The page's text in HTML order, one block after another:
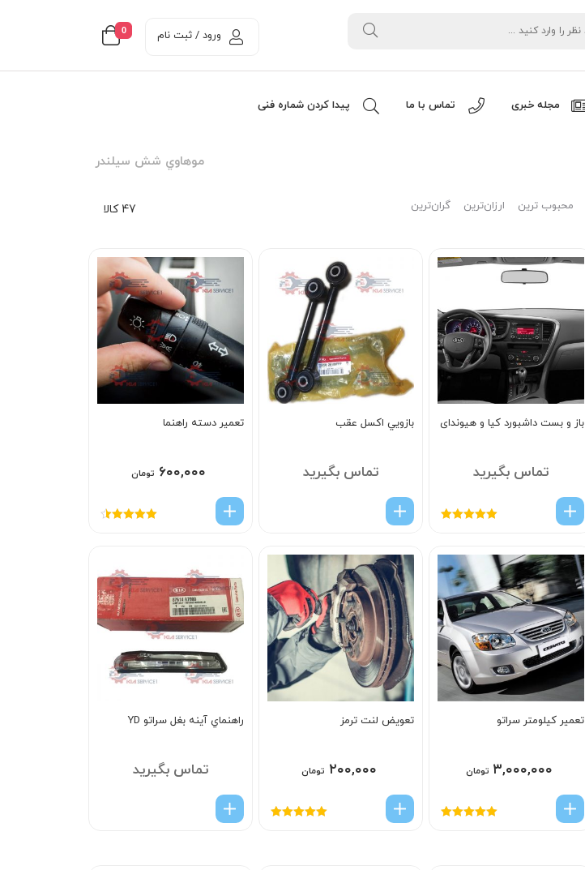
0 ورود / ثبت نام
مجله خبری تماس با ما پیدا کردن شماره فنی
موهاوي شش سيلندر
47 کالا محبوب ترین ارزان‌ترین گران‌ترین
باز و بست داشبورد کیا و هیوندای
تماس بگیرید
بازويي اکسل عقب
تماس بگیرید
تعمیر دسته راهنما
۶۰۰,۰۰۰ تومان
تعمیر کیلومتر سراتو
۳,۰۰۰,۰۰۰ تومان
تعویض لنت ترمز
۲۰۰,۰۰۰ تومان
راهنماي آينه بغل سراتو YD
تماس بگیرید